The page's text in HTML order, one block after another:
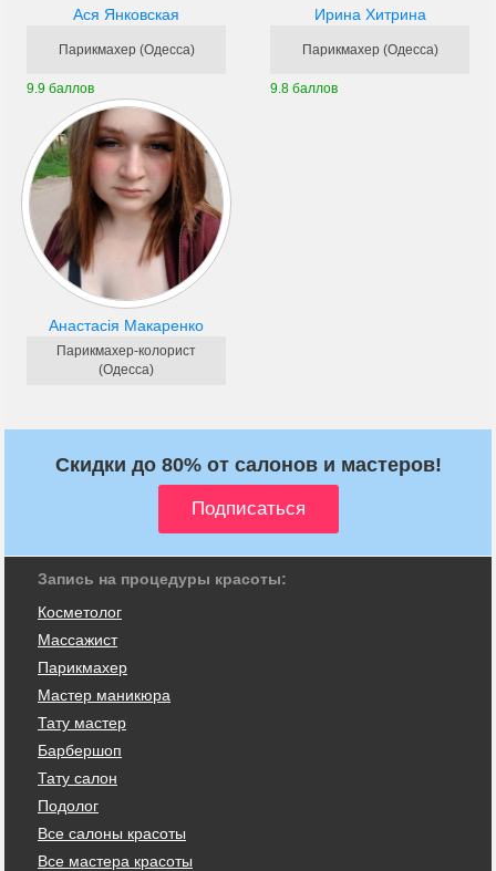
Ася Янковская
Парикмахер (Одесса)
9.9 баллов
Ирина Хитрина
Парикмахер (Одесса)
9.8 баллов
Анастасія Макаренко
Парикмахер-колорист
(Одесса)
Скидки до 80% от салонов и мастеров!
Запись на процедуры красоты:
Косметолог
Массажист
Парикмахер
Мастер маникюра
Тату мастер
Барбершоп
Тату салон
Подолог
Все салоны красоты
Все мастера красоты